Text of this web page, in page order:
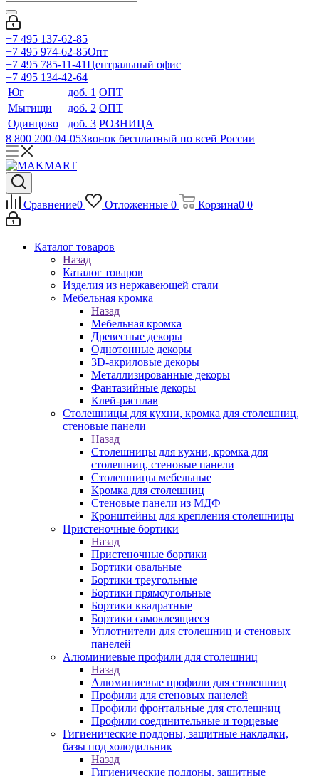
+7 495 137-62-85
+7 495 974-62-85Опт
+7 495 785-11-41Центральный офис
+7 495 134-42-64
Юг
доб. 1 ОПТ
Мытищи
доб. 2 ОПТ
Одинцово
доб. 3 РОЗНИЦА
8 800 200-04-05Звонок бесплатный по всей России
Сравнение0 Отложенные 0 Корзина0 0
Каталог товаров
Назад
Каталог товаров
Изделия из нержавеющей стали
Мебельная кромка
Назад
Мебельная кромка
Древесные декоры
Однотонные декоры
3D-акриловые декоры
Металлизированные декоры
Фантазийные декоры
Клей-расплав
Столешницы для кухни, кромка для столешниц,
стеновые панели
Назад
Столешницы для кухни, кромка для
столешниц, стеновые панели
Столешницы мебельные
Кромка для столешниц
Стеновые панели из МДФ
Кронштейны для крепления столешницы
Пристеночные бортики
Назад
Пристеночные бортики
Бортики овальные
Бортики треугольные
Бортики прямоугольные
Бортики квадратные
Бортики самоклеящиеся
Уплотнители для столешниц и стеновых
панелей
Алюминиевые профили для столешниц
Назад
Алюминиевые профили для столешниц
Профили для стеновых панелей
Профили фронтальные для столешниц
Профили соединительные и торцевые
Гигиенические поддоны, защитные накладки,
базы под холодильник
Назад
Гигиенические поддоны, защитные